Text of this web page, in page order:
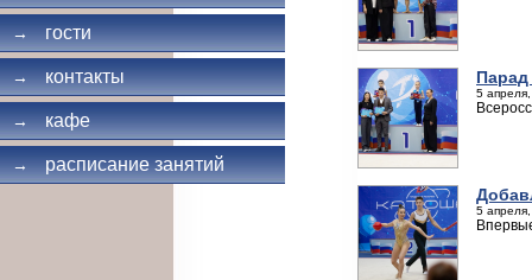
→ гости
→ контакты
→ кафе
→ расписание занятий
Парад
5
5